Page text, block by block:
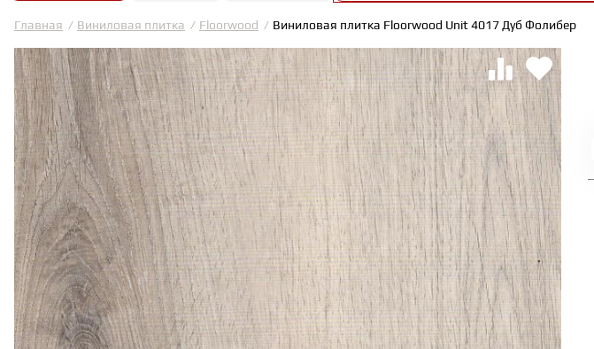
Главная Виниловая плитка Floorwood Виниловая плитка Floorwood Unit 4017 Дуб Фолибер